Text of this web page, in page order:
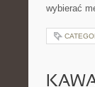
wybierać